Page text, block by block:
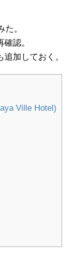
。
認。
加しておく。
Ville Hotel)